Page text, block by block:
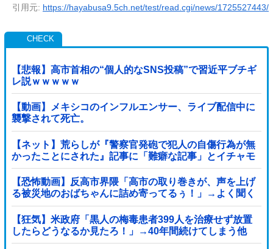
引用元: https://hayabusa9.5ch.net/test/read.cgi/news/1725527443/
【悲報】高市首相の“個人的なSNS投稿”で習近平ブチギ
レ説ｗｗｗｗｗ
【動画】メキシコのインフルエンサー、ライブ配信中に
襲撃されて死亡。
【ネット】荒らしが『警察官発砲で犯人の自傷行為が無
かったことにされた』記事に「難癖な記事」とイチャモ
ン→自傷行為の動画が拡散してマスゴミの偏向報...
【恐怖動画】反高市界隈「高市の取り巻きが、声を上げ
る被災地のおばちゃんに詰め寄ってるぅ！」→よく聞く
と何やらヤバいことを言っていると話題に…
【狂気】米政府「黒人の梅毒患者399人を治療せず放置
したらどうなるか見たろ！」→40年間続けてしまう他